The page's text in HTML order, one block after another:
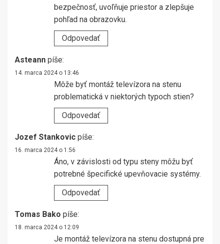
bezpečnosť, uvoľňuje priestor a zlepšuje
pohľad na obrazovku.
Odpovedať
Asteann píše:
14. marca 2024 o 13:46
Môže byť montáž televízora na stenu
problematická v niektorých typoch stien?
Odpovedať
Jozef Stankovic píše:
16. marca 2024 o 1:56
Áno, v závislosti od typu steny môžu byť
potrebné špecifické upevňovacie systémy.
Odpovedať
Tomas Bako píše:
18. marca 2024 o 12:09
Je montáž televízora na stenu dostupná pre